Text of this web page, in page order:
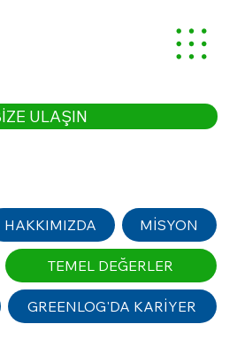
ULAŞIN
HAKKIMIZDA MİSYON
TEMEL DEĞERLER
GREENLOG'DA KARİYER